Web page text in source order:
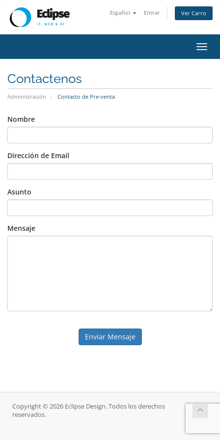
Español Entrar Ver Carro
Contactenos
Administración Contacto de Pre-venta
Nombre
Dirección de Email
Asunto
Mensaje
Enviar Mensaje
Copyright © 2026 Eclipse Design. Todos los derechos
reservados.